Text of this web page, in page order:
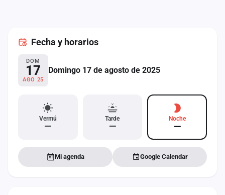
Fecha y horarios
DOM
17
AGO 25
Domingo 17 de agosto de 2025
Vermú
—
Tarde
—
Noche
—
Mi agenda Google Calendar